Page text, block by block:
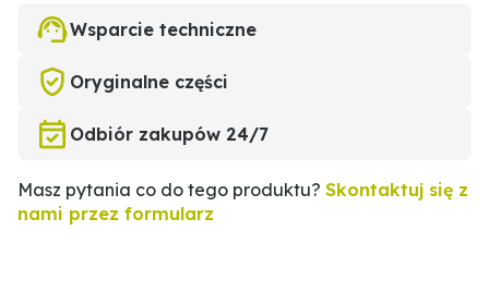
Wsparcie techniczne
Oryginalne części
Odbiór zakupów 24/7
Masz pytania co do tego produktu? Skontaktuj się z
nami przez formularz